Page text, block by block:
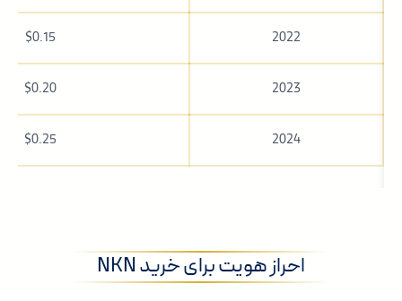
2022
$0.15
2023
$0.20
2024
$0.25
احراز هویت برای خرید NKN